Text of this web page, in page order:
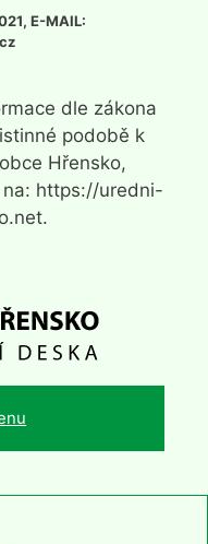
E-MAIL:
dle zákona
podobě k
Hřensko,
https://uredni-